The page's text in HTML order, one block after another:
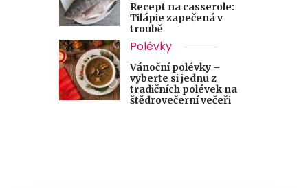
Recept na casserole:
Tilápie zapečená v
troubě
Polévky
Vánoční polévky –
vyberte si jednu z
tradičních polévek na
štědrovečerní večeři